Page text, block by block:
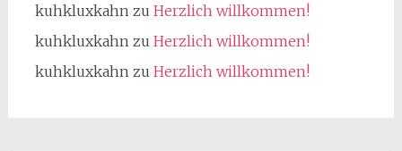
kuhkluxkahn zu Herzlich willkommen!
kuhkluxkahn zu Herzlich willkommen!
kuhkluxkahn zu Herzlich willkommen!